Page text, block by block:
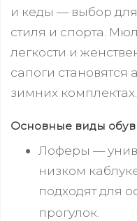
и кеды — выбор
стиля и спорта.
легкости и
сапоги становятся
зимних комплектах.
Основные виды
Лоферы —
низком
подходят для
прогулок.